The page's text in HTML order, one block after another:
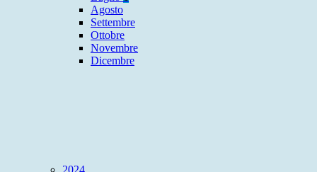
Agosto
Settembre
Ottobre
Novembre
Dicembre